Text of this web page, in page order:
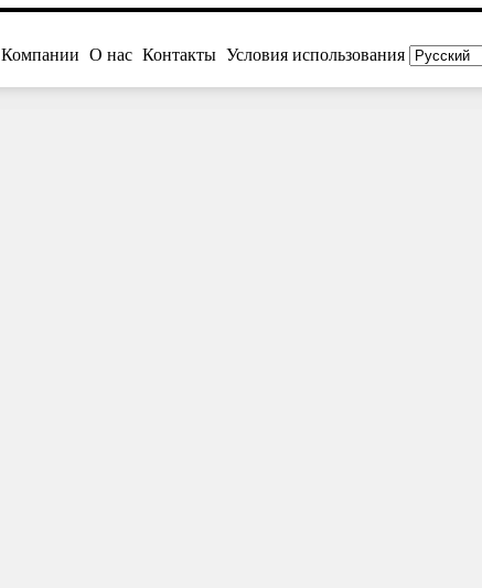
Компании О нас Контакты Условия использования